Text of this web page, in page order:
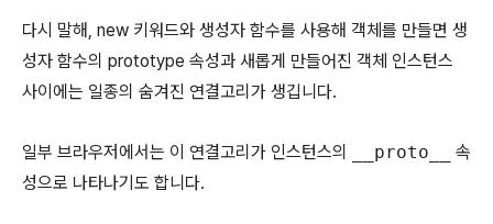
다시 말해, new 키워드와 생성자 함수를 사용해 객체를 만들면 생
성자 함수의 prototype 속성과 새롭게 만들어진 객체 인스턴스
사이에는 일종의 숨겨진 연결고리가 생깁니다.
일부 브라우저에서는 이 연결고리가 인스턴스의 __proto__
속
성으로 나타나기도 합니다.